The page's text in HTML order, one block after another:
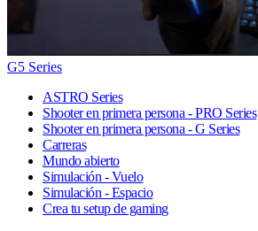
G5 Series
ASTRO Series
Shooter en primera persona - PRO Series
Shooter en primera persona - G Series
Carreras
Mundo abierto
Simulación - Vuelo
Simulación - Espacio
Crea tu setup de gaming